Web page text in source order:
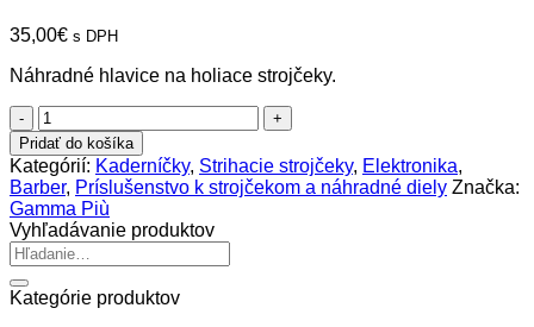
35,00€ s DPH
Náhradné hlavice na holiace strojčeky.
množstvo
Gamma+
Shaver
crunchy
+
forged
Náhradné
nože
Pridať do košíka
Kategórií: Kaderníčky, Strihacie strojčeky, Elektronika,
Barber, Príslušenstvo k strojčekom a náhradné diely Značka:
Gamma Più
Vyhľadávanie produktov
Hľadať:
Kategórie produktov